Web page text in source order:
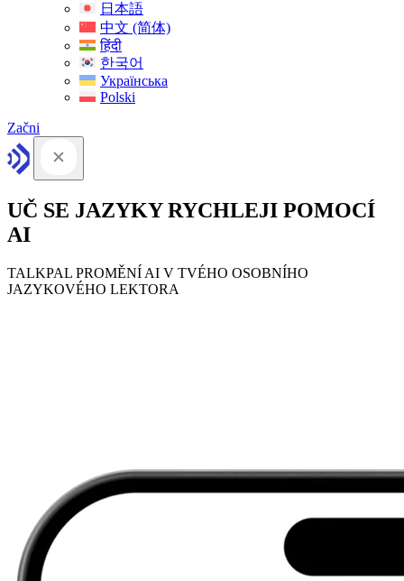
日本語
中文 (简体)
हिंदी
한국어
Українська
Polski
Začni
UČ SE JAZYKY RYCHLEJI POMOCÍ
AI
TALKPAL PROMĚNÍ AI V TVÉHO OSOBNÍHO
JAZYKOVÉHO LEKTORA